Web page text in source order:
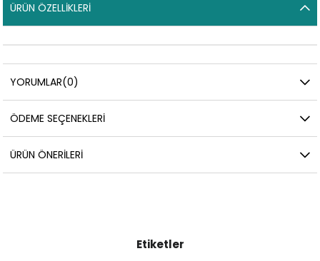
ÜRÜN ÖZELLIKLERI
YORUMLAR(0)
ÖDEME SEÇENEKLERI
ÜRÜN ÖNERILERI
Etiketler